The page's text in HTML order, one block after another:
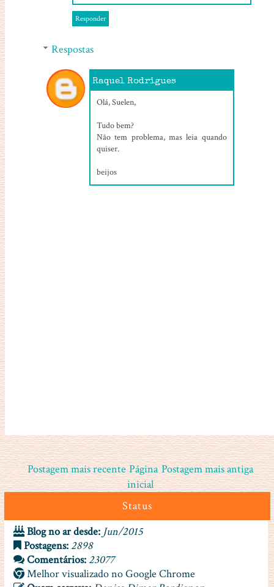
Responder
Respostas
Raquel Rodrigues
Olá, Suelen,
Tudo bem?
Não tem problema, mas leia quando
quiser.
beijos
Postagem mais recente Postagem mais antiga
Página
inicial
Status
Blog no ar desde: Jun/2015
Postagens: 2898
Comentários: 23077
Melhor visualizado no Google Chrome